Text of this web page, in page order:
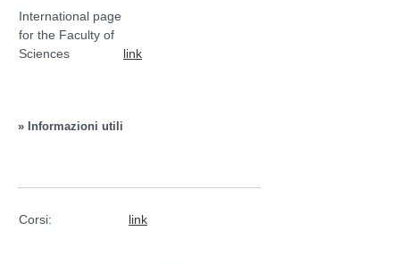
International page
for the Faculty of
Sciences
link
» Informazioni utili
Corsi: link